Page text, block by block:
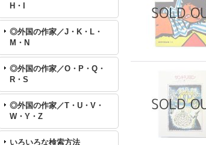
H・I
◎外国の作家／J・K・L・
M・N
◎外国の作家／O・P・Q・
R・S
◎外国の作家／T・U・V・
W・Y・Z
いろいろな検索方法